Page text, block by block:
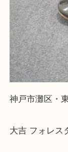
整理したい
そんなとき
さい。
けるよう丁寧